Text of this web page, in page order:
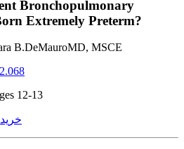
Bronchopulmonary
Extremely Preterm?
B.DeMauroMD, MSCE
12-13